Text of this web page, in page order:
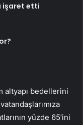
işaret etti
altyapı bedellerini
yüzde 65’ini